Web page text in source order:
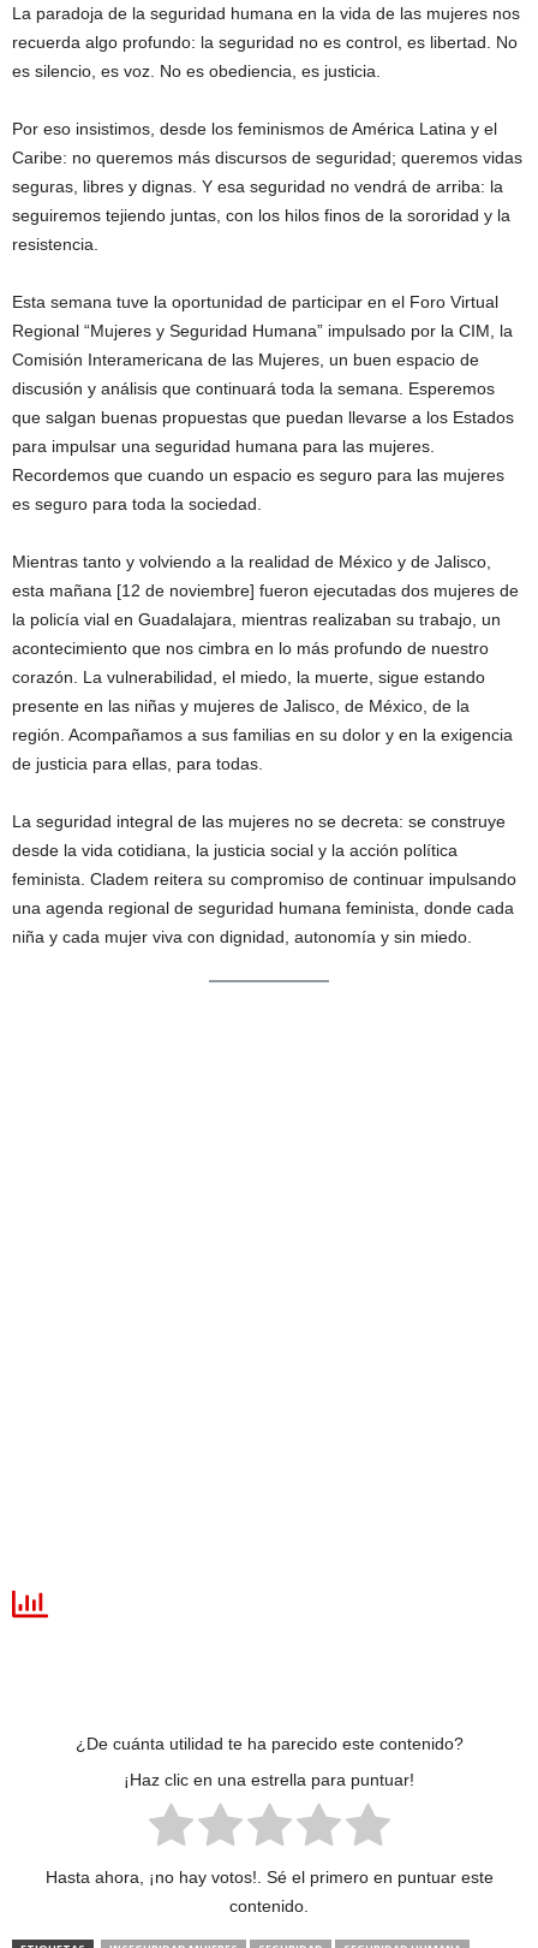
La paradoja de la seguridad humana en la vida de las mujeres nos
recuerda algo profundo: la seguridad no es control, es libertad. No
es silencio, es voz. No es obediencia, es justicia.
Por eso insistimos, desde los feminismos de América Latina y el
Caribe: no queremos más discursos de seguridad; queremos vidas
seguras, libres y dignas. Y esa seguridad no vendrá de arriba: la
seguiremos tejiendo juntas, con los hilos finos de la sororidad y la
resistencia.
Esta semana tuve la oportunidad de participar en el Foro Virtual
Regional “Mujeres y Seguridad Humana” impulsado por la CIM, la
Comisión Interamericana de las Mujeres, un buen espacio de
discusión y análisis que continuará toda la semana. Esperemos
que salgan buenas propuestas que puedan llevarse a los Estados
para impulsar una seguridad humana para las mujeres.
Recordemos que cuando un espacio es seguro para las mujeres
es seguro para toda la sociedad.
Mientras tanto y volviendo a la realidad de México y de Jalisco,
esta mañana [12 de noviembre] fueron ejecutadas dos mujeres de
la policía vial en Guadalajara, mientras realizaban su trabajo, un
acontecimiento que nos cimbra en lo más profundo de nuestro
corazón. La vulnerabilidad, el miedo, la muerte, sigue estando
presente en las niñas y mujeres de Jalisco, de México, de la
región. Acompañamos a sus familias en su dolor y en la exigencia
de justicia para ellas, para todas.
La seguridad integral de las mujeres no se decreta: se construye
desde la vida cotidiana, la justicia social y la acción política
feminista. Cladem reitera su compromiso de continuar impulsando
una agenda regional de seguridad humana feminista, donde cada
niña y cada mujer viva con dignidad, autonomía y sin miedo.
¿De cuánta utilidad te ha parecido este contenido?
¡Haz clic en una estrella para puntuar!
Hasta ahora, ¡no hay votos!. Sé el primero en puntuar este
contenido.